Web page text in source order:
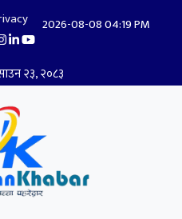
2026-08-08 04:19 PM
२३, २०८३